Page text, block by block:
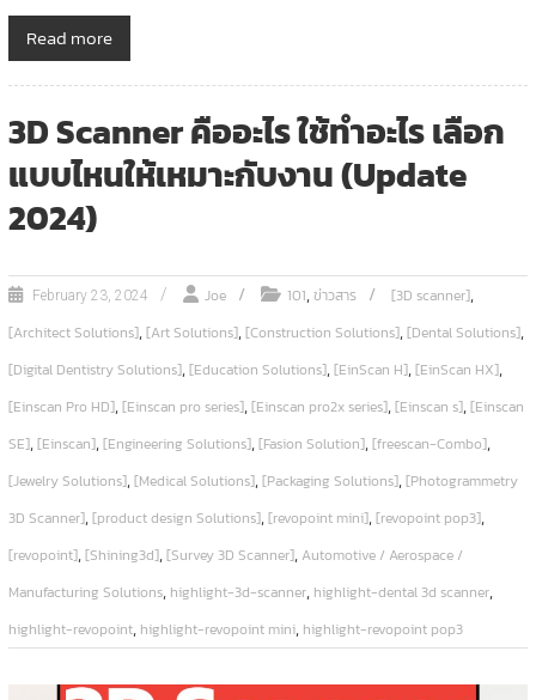
Read more
3D Scanner คืออะไร ใช้ทำอะไร เลือก
แบบไหนให้เหมาะกับงาน (Update
2024)
February 23, 2024 Joe 101,ข่าวสาร [3D scanner],
[Architect Solutions],[Art Solutions],[Construction Solutions],[Dental Solutions],
[Digital Dentistry Solutions],[Education Solutions],[EinScan H],[EinScan HX],
[Einscan Pro HD],[Einscan pro series],[Einscan pro2x series],[Einscan s],[Einscan
SE],[Einscan],[Engineering Solutions],[Fasion Solution],[freescan-Combo],
[Jewelry Solutions],[Medical Solutions],[Packaging Solutions],[Photogrammetry
3D Scanner],[product design Solutions],[revopoint mini],[revopoint pop3],
[revopoint],[Shining3d],[Survey 3D Scanner], Automotive / Aerospace /
Manufacturing Solutions, highlight-3d-scanner, highlight-dental 3d scanner,
highlight-revopoint, highlight-revopoint mini, highlight-revopoint pop3